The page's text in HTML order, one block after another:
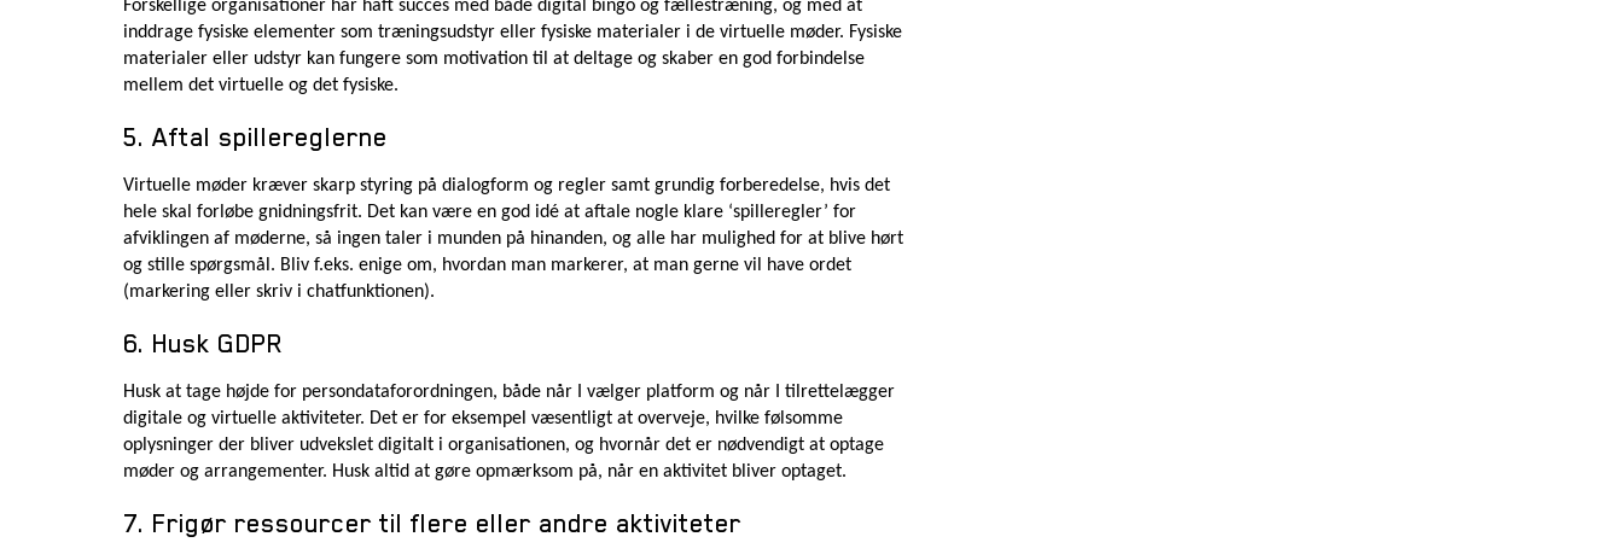
Forskellige organisationer har haft succes med både digital bingo og fællestræning, og med at
inddrage fysiske elementer som træningsudstyr eller fysiske materialer i de virtuelle møder. Fysiske
materialer eller udstyr kan fungere som motivation til at deltage og skaber en god forbindelse
mellem det virtuelle og det fysiske.
5. Aftal spillereglerne
Virtuelle møder kræver skarp styring på dialogform og regler samt grundig forberedelse, hvis det
hele skal forløbe gnidningsfrit. Det kan være en god idé at aftale nogle klare ‘spilleregler’ for
afviklingen af møderne, så ingen taler i munden på hinanden, og alle har mulighed for at blive hørt
og stille spørgsmål. Bliv f.eks. enige om, hvordan man markerer, at man gerne vil have ordet
(markering eller skriv i chatfunktionen).
6. Husk GDPR
Husk at tage højde for persondataforordningen, både når I vælger platform og når I tilrettelægger
digitale og virtuelle aktiviteter. Det er for eksempel væsentligt at overveje, hvilke følsomme
oplysninger der bliver udvekslet digitalt i organisationen, og hvornår det er nødvendigt at optage
møder og arrangementer. Husk altid at gøre opmærksom på, når en aktivitet bliver optaget.
7. Frigør ressourcer til flere eller andre aktiviteter